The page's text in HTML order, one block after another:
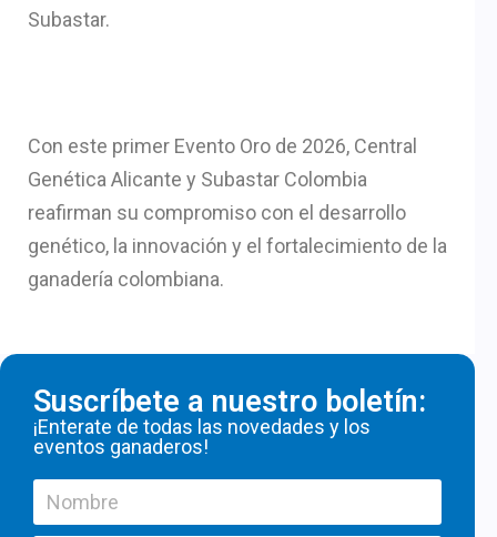
Subastar.
Con este primer Evento Oro de 2026, Central
Genética Alicante y Subastar Colombia
reafirman su compromiso con el desarrollo
genético, la innovación y el fortalecimiento de la
ganadería colombiana.
Suscríbete a nuestro boletín:
¡Enterate de todas las novedades y los
eventos ganaderos!